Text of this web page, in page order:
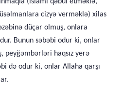
cizyə verməklə) xilas
düçar olmuş, onlara
Bunun səbəbi odur ki, onlar
peyğəmbərləri haqsız yerə
də odur ki, onlar Allaha qarşı